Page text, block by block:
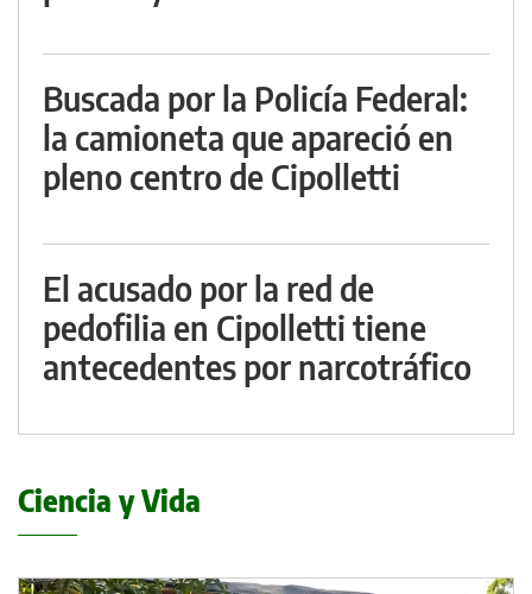
Buscada por la Policía Federal:
la camioneta que apareció en
pleno centro de Cipolletti
El acusado por la red de
pedofilia en Cipolletti tiene
antecedentes por narcotráfico
Ciencia y Vida